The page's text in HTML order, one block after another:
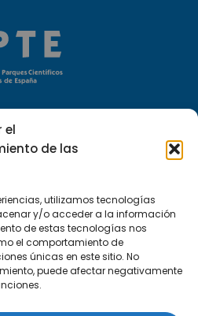
el
de las
utilizamos tecnologías
y/o acceder a la información
de estas tecnologías nos
el comportamiento de
únicas en este sitio. No
puede afectar negativamente
35
Málaga